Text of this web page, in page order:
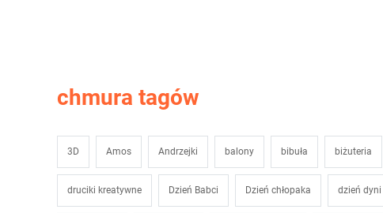
chmura tagów
3D Amos Andrzejki balony bibuła biżuteria
druciki kreatywne Dzień Babci Dzień chłopaka dzień dyni